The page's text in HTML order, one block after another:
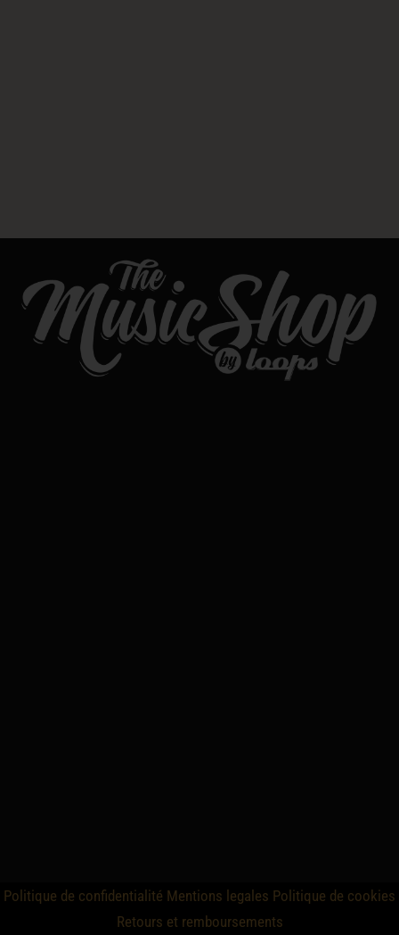
Politique de confidentialité Mentions legales Politique de cookies
Retours et remboursements